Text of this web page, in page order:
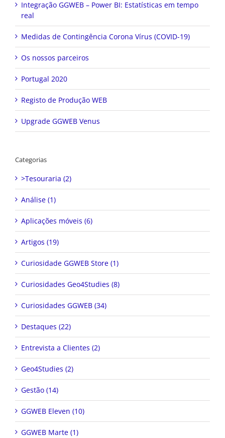
Integração GGWEB – Power BI: Estatísticas em tempo
real
Medidas de Contingência Corona Vírus (COVID-19)
Os nossos parceiros
Portugal 2020
Registo de Produção WEB
Upgrade GGWEB Venus
Categorias
>Tesouraria (2)
Análise (1)
Aplicações móveis (6)
Artigos (19)
Curiosidade GGWEB Store (1)
Curiosidades Geo4Studies (8)
Curiosidades GGWEB (34)
Destaques (22)
Entrevista a Clientes (2)
Geo4Studies (2)
Gestão (14)
GGWEB Eleven (10)
GGWEB Marte (1)